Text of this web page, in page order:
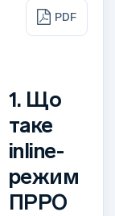
PDF
1. Що
таке
inline-
режим
ПРРО